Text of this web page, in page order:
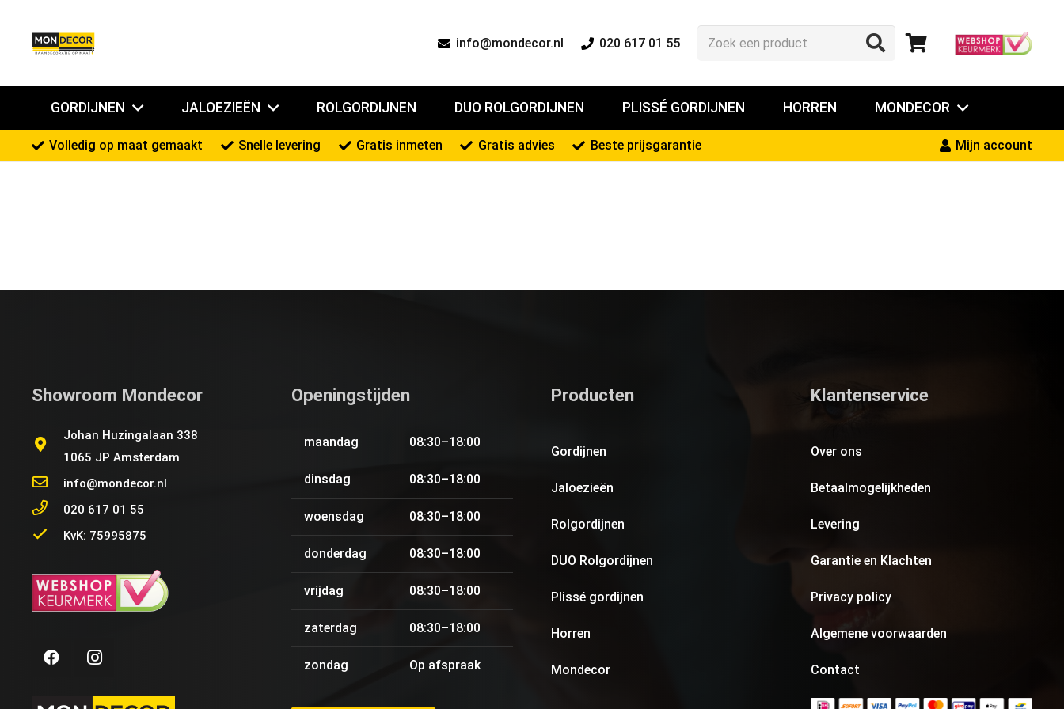
info@mondecor.nl 020 617 01 55
GORDIJNEN JALOEZIEËN ROLGORDIJNEN DUO ROLGORDIJNEN PLISSÉ GORDIJNEN HORREN MONDECOR
Volledig op maat gemaakt Snelle levering Gratis inmeten Gratis advies Beste prijsgarantie Mijn account
Showroom Mondecor
Johan Huzingalaan 338
1065 JP Amsterdam
info@mondecor.nl
020 617 01 55
KvK: 75995875
Openingstijden
maandag 08:30–18:00
dinsdag 08:30–18:00
woensdag 08:30–18:00
donderdag 08:30–18:00
vrijdag 08:30–18:00
zaterdag 08:30–18:00
zondag Op afspraak
Producten
Gordijnen
Jaloezieën
Rolgordijnen
DUO Rolgordijnen
Plissé gordijnen
Horren
Mondecor
Klantenservice
Over ons
Betaalmogelijkheden
Levering
Garantie en Klachten
Privacy policy
Algemene voorwaarden
Contact